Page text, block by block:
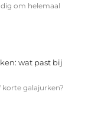
om helemaal
wat past bij
korte galajurken?